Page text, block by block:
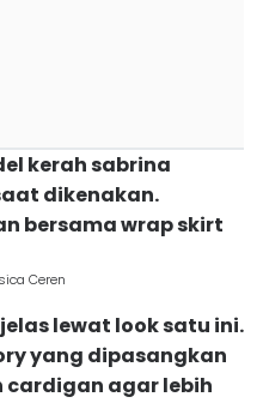
kerah sabrina
dikenakan.
bersama wrap skirt
Ceren
lewat look satu ini.
yang dipasangkan
agar lebih